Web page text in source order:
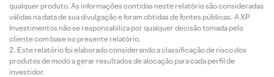
qualquer produto. As informações contidas neste relatório são consideradas
válidas na data de sua divulgação e foram obtidas de fontes públicas. A XP
Investimentos não se responsabiliza por qualquer decisão tomada pelo
cliente com base no presente relatório.
Este relatório foi elaborado considerando a classificação de risco dos
produtos de modo a gerar resultados de alocação para cada perfil de
investidor.